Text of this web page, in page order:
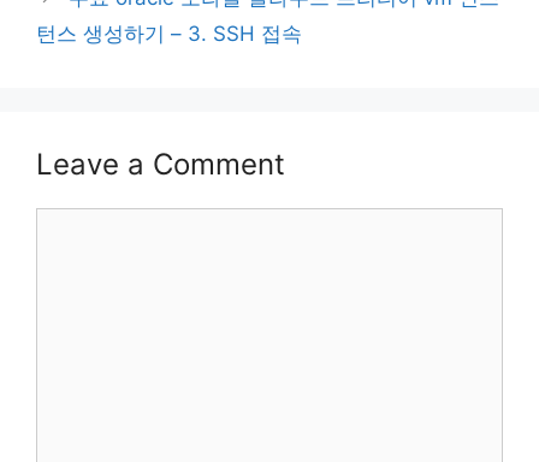
턴스 생성하기 – 3. SSH 접속
Leave a Comment